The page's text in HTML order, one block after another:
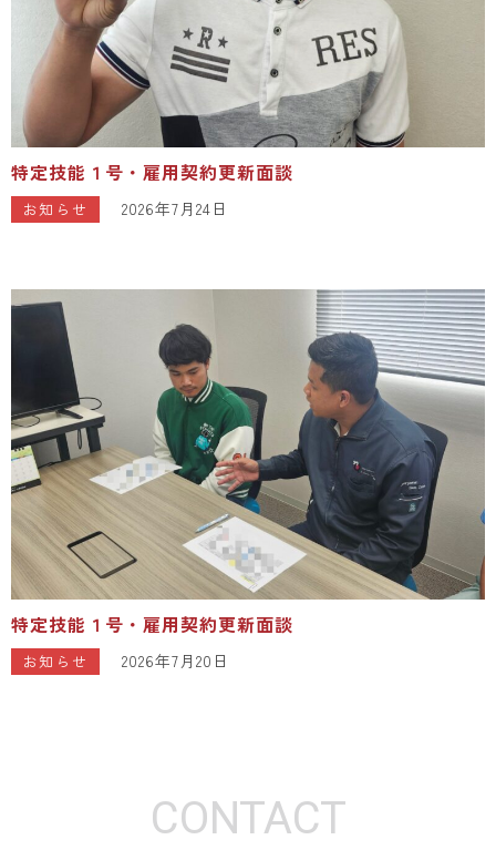
特定技能１号・雇用契約更新面談
お知らせ 2026年7月24日
特定技能１号・雇用契約更新面談
お知らせ 2026年7月20日
CONTACT